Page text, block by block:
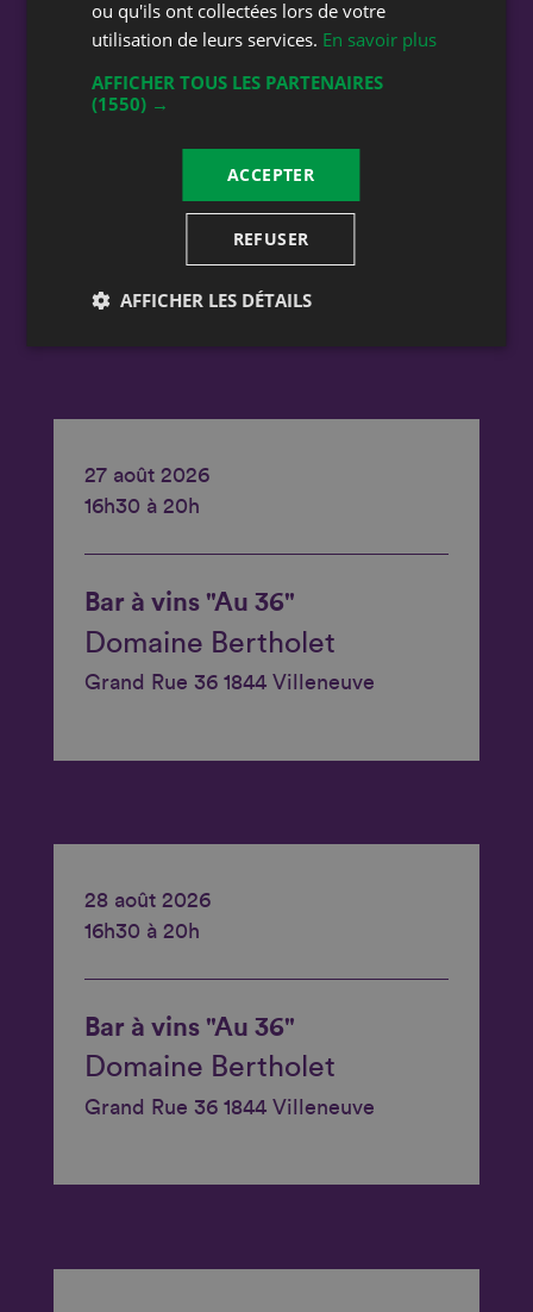
Soirée Humoristique à la CVB
avec Christian Mukuna,
Vignes et Culture
Cave des Viticulteurs de
27 août 2026
16h30 à 20h
Bar à vins "Au 36"
Domaine Bertholet
Grand Rue 36 1844 Villeneuve
28 août 2026
16h30 à 20h
Bar à vins "Au 36"
Domaine Bertholet
Grand Rue 36 1844 Villeneuve
ou qu'ils ont collectées lors de votre
utilisation de leurs services. En savoir plus
AFFICHER TOUS LES PARTENAIRES
(1550) →
ACCEPTER
REFUSER
AFFICHER LES DÉTAILS